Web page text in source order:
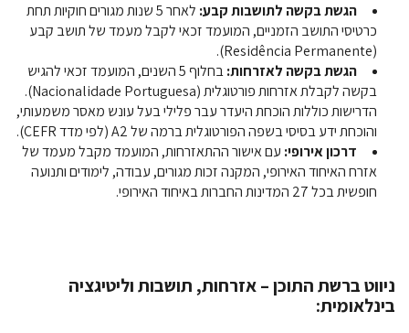
הגשת בקשה לתושבות קבע:
לאחר 5 שנות מגורים חוקיות תחת
כרטיסי התושב הזמניים, המועמד זכאי לקבל מעמד של תושב קבע
(Residência Permanente).
הגשת בקשה לאזרחות:
בחלוף 5 השנים, המועמד זכאי להגיש
בקשה לקבלת אזרחות פורטוגלית (Nacionalidade Portuguesa).
הדרישות כוללות הוכחת היעדר עבר פלילי בעל עונש מאסר משמעותי,
והוכחת ידע בסיסי בשפה הפורטוגלית ברמה של A2 (לפי מדד CEFR).
דרכון אירופי: עם אישור ההתאזרחות, המועמד מקבל מעמד של
אזרח האיחוד האירופי, המקנה זכות מגורים, עבודה, לימודים ותנועה
חופשית בכל 27 המדינות החברות באיחוד האירופי.
ניווט ברשת התוכן – אזרחות, תושבות וליטיגציה
בינלאומית: